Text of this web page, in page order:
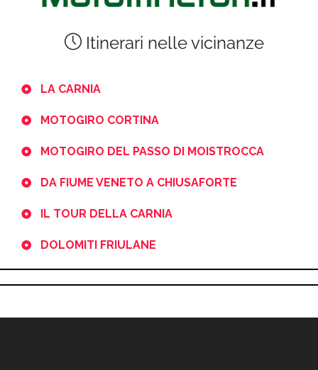
Itinerari nelle vicinanze
LA CARNIA
MOTOGIRO CORTINA
MOTOGIRO DEL PASSO DI MOISTROCCA
DA FIUME VENETO A CHIUSAFORTE
IL TOUR DELLA CARNIA
DOLOMITI FRIULANE